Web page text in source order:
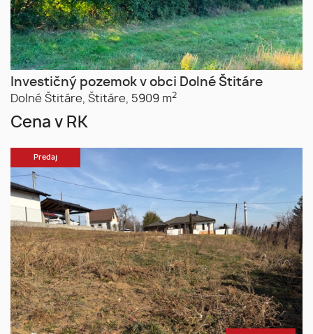
Investičný pozemok v obci Dolné Štitáre
Dolné Štitáre, Štitáre, 5909 m2
Cena v RK
Predaj